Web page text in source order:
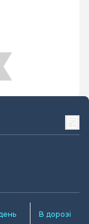
В дорозі